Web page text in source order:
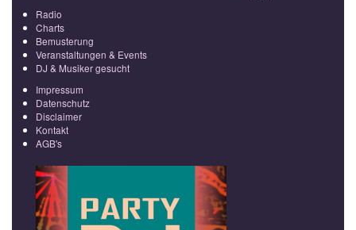
Radio
Charts
Bemusterung
Veranstaltungen & Events
DJ & Musiker gesucht
Impressum
Datenschutz
Disclaimer
Kontakt
AGB's